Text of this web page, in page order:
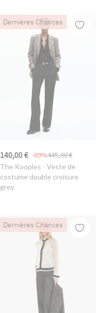
Dernières Chances
140,00 € 445,00 €
-69%
The Kooples - Veste de
costume double croisure
grey
Dernières Chances